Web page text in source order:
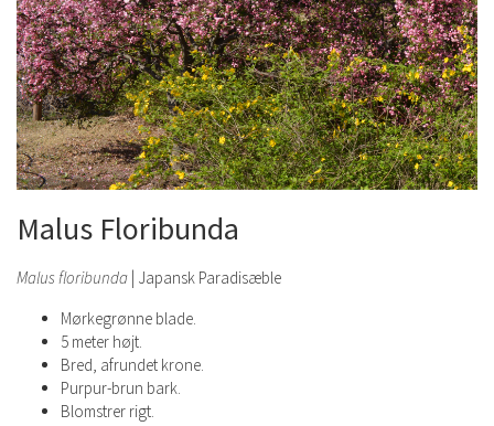
Malus Floribunda
Malus floribunda | Japansk Paradisæble
Mørkegrønne blade.
5 meter højt.
Bred, afrundet krone.
Purpur-brun bark.
Blomstrer rigt.